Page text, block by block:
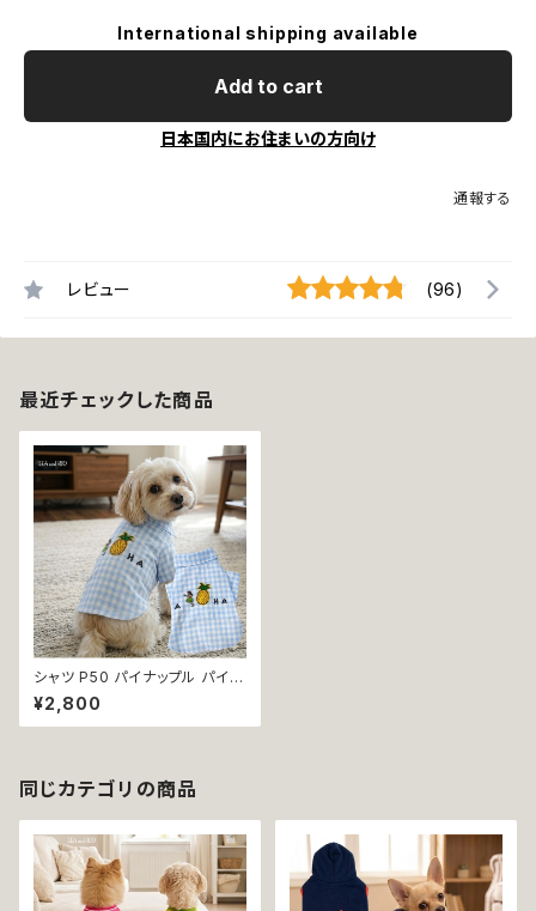
International shipping available
Add to cart
日本国内にお住まいの方向け
通報する
レビュー (96)
最近チェックした商品
シャツ P50 パイナップル パイン
犬服 春夏 春 夏 ドッグウエア ド
ッグ ウェア トップス チェック柄
犬 猫 ペット 服 犬の服 犬服 猫
ギフト プレゼント 贈り物 返品交
換不可
¥2,800
同じカテゴリの商品